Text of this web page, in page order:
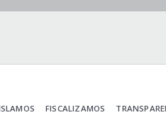
FISCALIZAMOS